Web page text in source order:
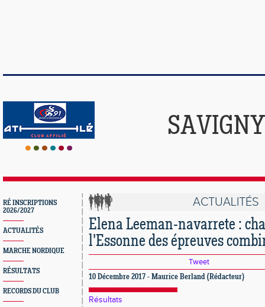
RÉ INSCRIPTIONS
2026/2027
ACTUALITÉS
MARCHE NORDIQUE
RÉSULTATS
RECORDS DU CLUB
ACTUALITÉS
Elena Leeman-navarrete :
l'Essonne des épreuves
Tweet
10 Décembre 2017 - Maurice Berland (Rédacteur)
Résultats